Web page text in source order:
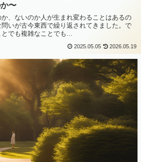
〜
、ないのか人が生まれ変わることはあるの
いが古今東西で繰り返されてきました。で
でも複雑なことでも...
2025.05.05 2026.05.19